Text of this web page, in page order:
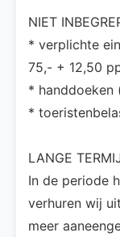
NIET
* verplichte
75,- + 12,50
* handdoeken
*
LANGE
In de periode
verhuren wij
meer